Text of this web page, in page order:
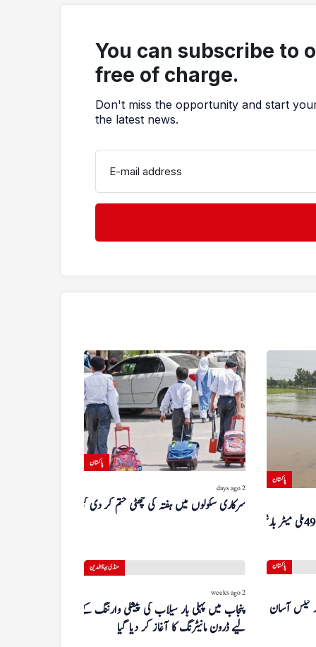
You can subscribe to
free of charge.
Don't miss the opportunity and start
the latest news.
E-mail address
پاکستان
2 days ago
سرکاری سکولوں میں ہفتہ کی چھٹی ختم کر دی گئی
پاکستان
گزشتہ روز منڈی بہاءالدین میں 49 ملی میٹر بارش
منڈی بہاؤالدین
2 weeks ago
پنجاب میں پہلی بار سیلاب کی پیشگی وارننگ کے
لیے ڈرون مانیٹرنگ کا آغاز کر دیا گیا
پاکستان
آسان سکیم